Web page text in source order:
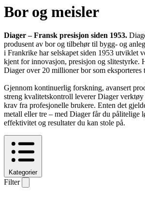
Bor og meisler
Diager – Fransk presisjon siden 1953.
produsent av bor og tilbehør til bygg- og
i Frankrike har selskapet siden 1953 utviklet
kjent for innovasjon, presisjon og slitestyrke.
Diager over 20 millioner bor som eksporteres
Gjennom kontinuerlig forskning, avansert
streng kvalitetskontroll leverer Diager verktøy
krav fra profesjonelle brukere. Enten det
metall eller tre – med Diager får du pålitelige
effektivitet og resultater du kan stole på.
Kategorier
Filter